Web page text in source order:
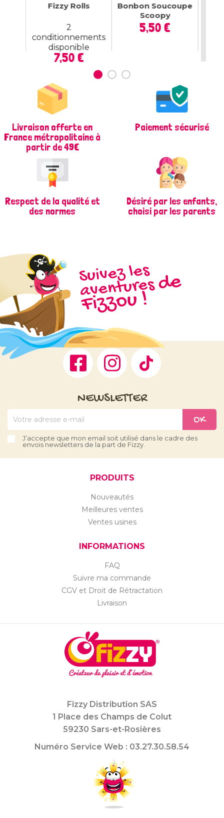
Fizzy Rolls
2
conditionnements
disponible
Prix
7,50 €
Bonbon Soucoupe
Scoopy
Prix
5,50 €
Livraison offerte en
France métropolitaine à
partir de 49€
Paiement sécurisé
Respect de la qualité et
des normes
Désiré par les enfants,
choisi par les parents
Facebook Instagram
Suivez les
aventuresd
e
Fizz
ou !
NEWSLETTER
J’accepte que mon email soit utilisé dans le cadre des
envois newsletters de la part de Fizzy.
PRODUITS
Nouveautés
Meilleures ventes
Ventes usines
INFORMATIONS
FAQ
Suivre ma commande
CGV et Droit de Rétractation
Livraison
Fizzy Distribution SAS
1 Place des Champs de Colut
59230 Sars-et-Rosières
Numéro Service Web : 03.27.30.58.54